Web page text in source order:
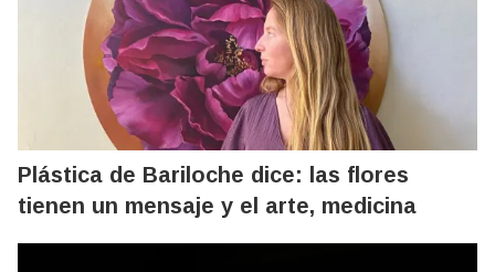
Plástica de Bariloche dice: las flores
tienen un mensaje y el arte, medicina